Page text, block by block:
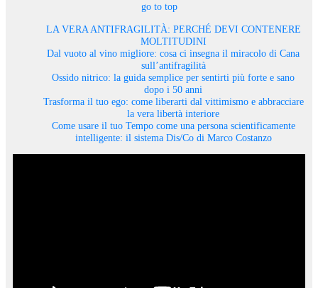
go to top
LA VERA ANTIFRAGILITÀ: PERCHÉ DEVI CONTENERE
MOLTITUDINI
Dal vuoto al vino migliore: cosa ci insegna il miracolo di Cana
sull’antifragilità
Ossido nitrico: la guida semplice per sentirti più forte e sano
dopo i 50 anni
Trasforma il tuo ego: come liberarti dal vittimismo e abbracciare
la vera libertà interiore
Come usare il tuo Tempo come una persona scientificamente
intelligente: il sistema Dis/Co di Marco Costanzo